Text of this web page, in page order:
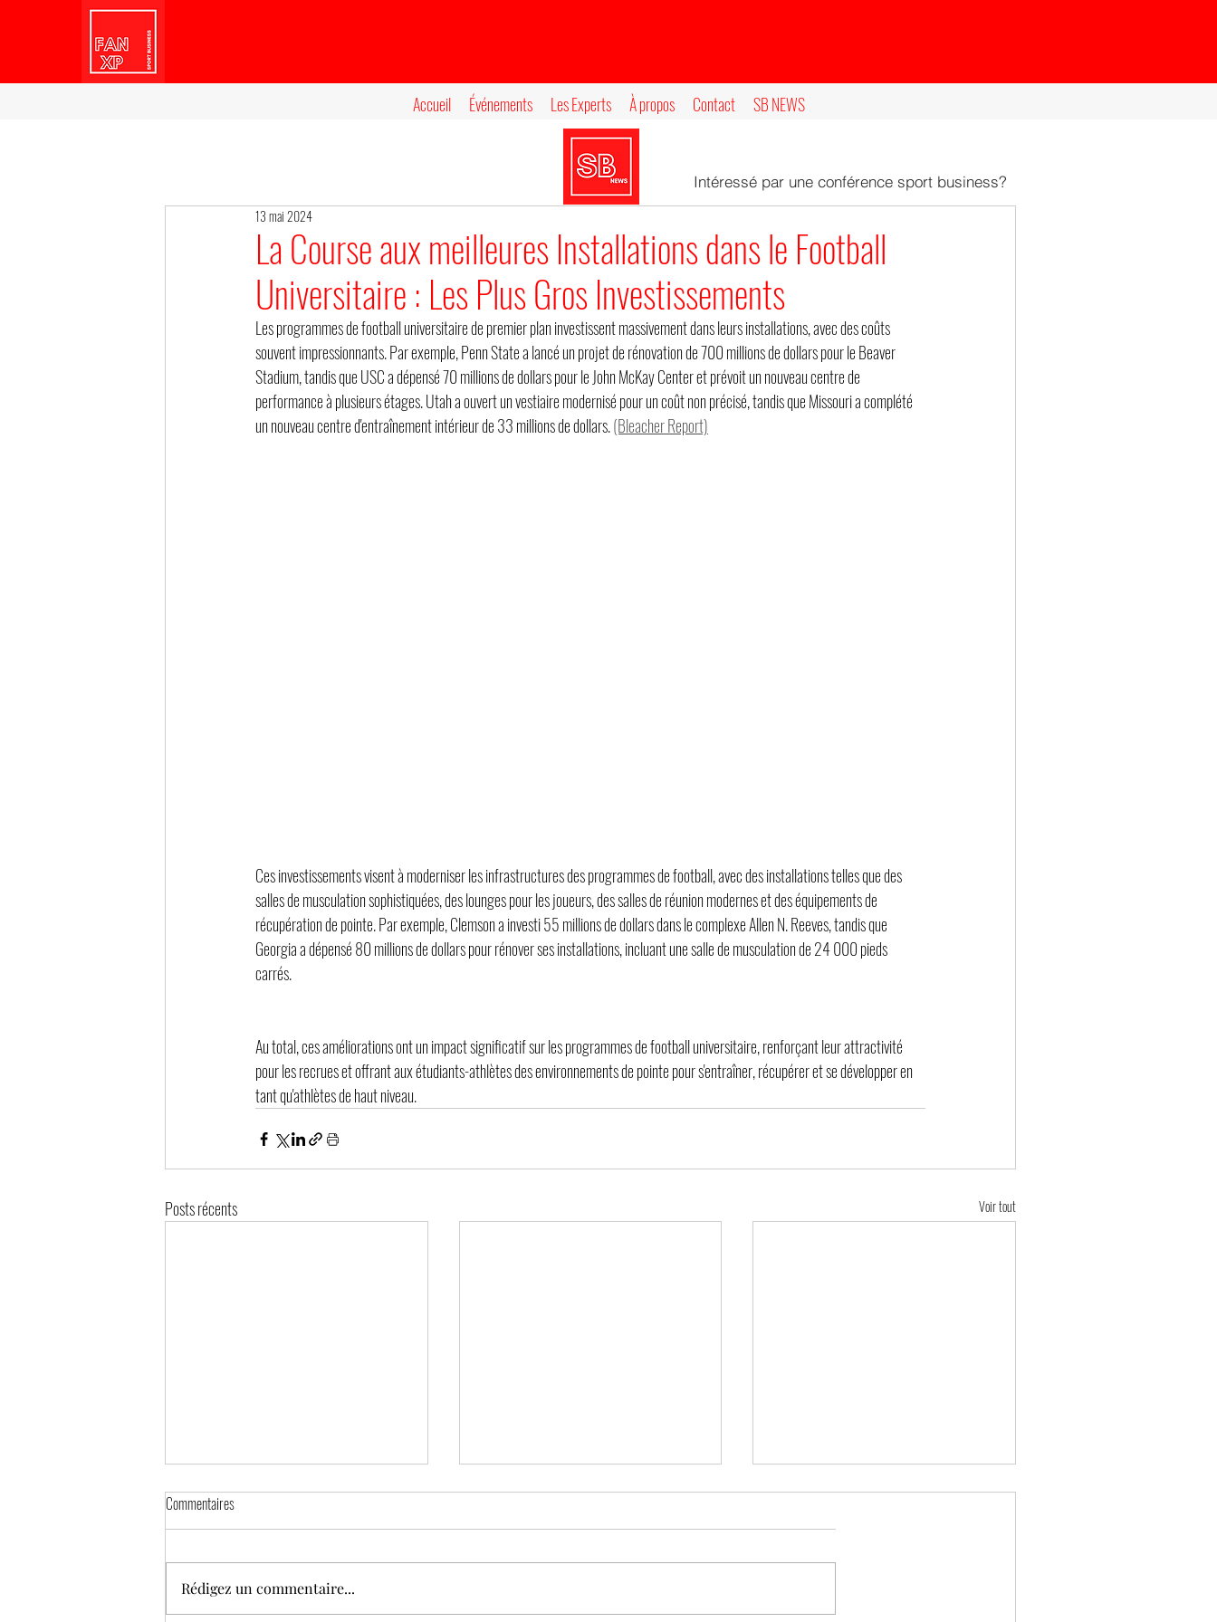
Accueil Événements Les Experts À propos Contact SB NEWS
La Course aux meilleures Installations dans le Football
Universitaire : Les Plus Gros Investissements
13 mai 2024
Les programmes de football universitaire de premier plan investissent massivement dans leurs installations, avec des coûts
souvent impressionnants. Par exemple, Penn State a lancé un projet de rénovation de 700 millions de dollars pour le Beaver
Stadium, tandis que USC a dépensé 70 millions de dollars pour le John McKay Center et prévoit un nouveau centre de
performance à plusieurs étages. Utah a ouvert un vestiaire modernisé pour un coût non précisé, tandis que Missouri a complété
un nouveau centre d'entraînement intérieur de 33 millions de dollars. (Bleacher Report)
Ces investissements visent à moderniser les infrastructures des programmes de football, avec des installations telles que des
salles de musculation sophistiquées, des lounges pour les joueurs, des salles de réunion modernes et des équipements de
récupération de pointe. Par exemple, Clemson a investi 55 millions de dollars dans le complexe Allen N. Reeves, tandis que
Georgia a dépensé 80 millions de dollars pour rénover ses installations, incluant une salle de musculation de 24 000 pieds
carrés.
Au total, ces améliorations ont un impact significatif sur les programmes de football universitaire, renforçant leur attractivité
pour les recrues et offrant aux étudiants-athlètes des environnements de pointe pour s'entraîner, récupérer et se développer en
tant qu'athlètes de haut niveau.
Posts récents Voir tout
Commentaires
Rédigez un commentaire...
Intéressé par une conférence sport business?